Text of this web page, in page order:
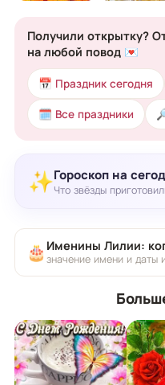
Получили открытку?
на любой повод 💌
📅 Праздник сегодня
🗓 Все праздники
✨Гороскоп на
Что звёзды
🎂 Именины Лилии:
значение имени и даты